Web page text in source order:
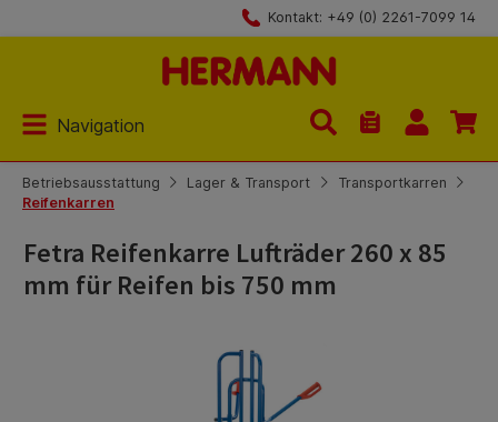
Kontakt: +49 (0) 2261-7099 14
Navigation
Du hast 0
Betriebsausstattung Lager & Transport
Transportkarren
Reifenkarren
Fetra Reifenkarre Lufträder 260 x 85
mm für Reifen bis 750 mm